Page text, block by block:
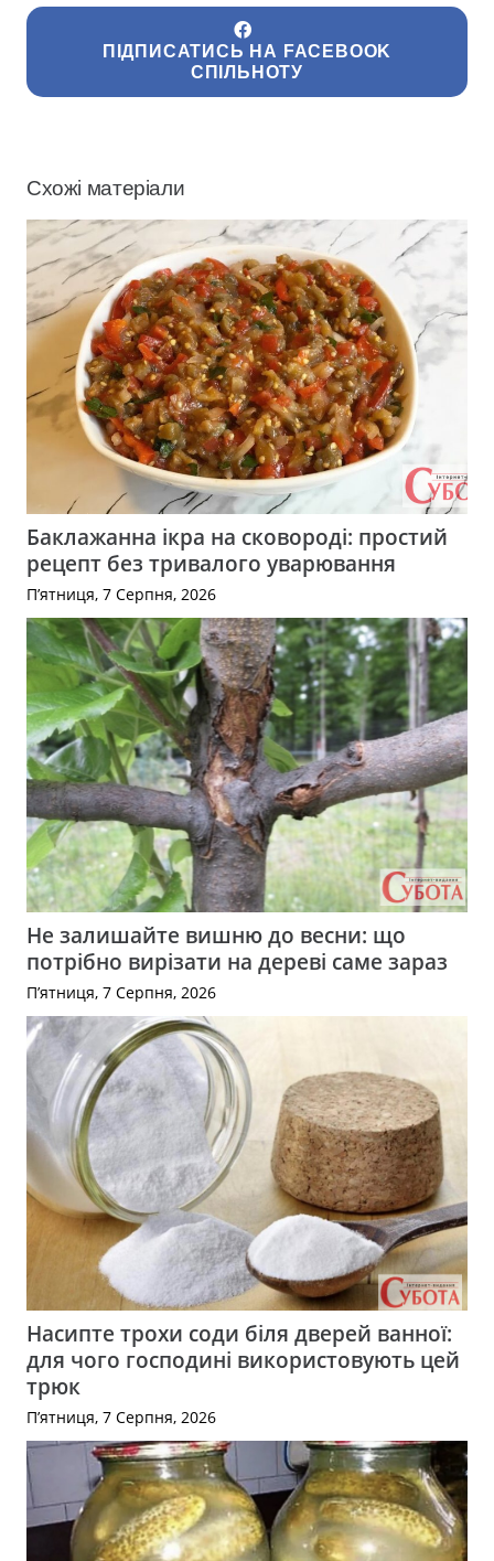
ПІДПИСАТИСЬ НА FACEBOOK
СПІЛЬНОТУ
Схожі матеріали
Баклажанна ікра на сковороді: простий
рецепт без тривалого уварювання
П’ятниця, 7 Серпня, 2026
Не залишайте вишню до весни: що
потрібно вирізати на дереві саме зараз
П’ятниця, 7 Серпня, 2026
Насипте трохи соди біля дверей ванної:
для чого господині використовують цей
трюк
П’ятниця, 7 Серпня, 2026